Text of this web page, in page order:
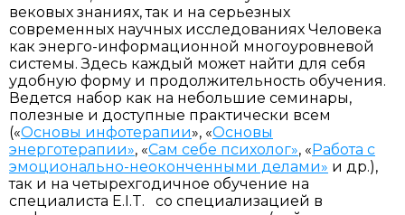
вековых знаниях, так и на серьезных
современных научных исследованиях Человека
как энерго-информационной многоуровневой
системы. Здесь каждый может найти для себя
удобную форму и продолжительность обучения.
Ведется набор как на небольшие семинары,
полезные и доступные практически всем
(«Основы инфотерапии», «Основы
энерготерапии», «Сам себе психолог», « Работа с
эмоционально-неоконченными делами» и др.),
так и на четырехгодичное обучение на
специалиста E.I.T. со специализацией в